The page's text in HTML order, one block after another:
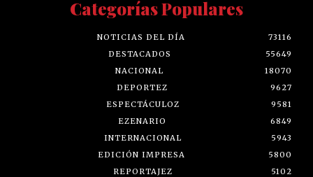
Categorías Populares
NOTICIAS DEL DÍA
73116
DESTACADOS
55649
NACIONAL
18070
DEPORTEZ
9627
ESPECTÁCULOZ
9581
EZENARIO
6849
INTERNACIONAL
5943
EDICIÓN IMPRESA
5800
REPORTAJEZ
5102